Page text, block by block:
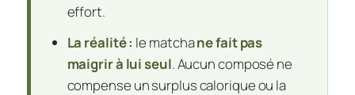
effort.
La réalité : le matchane fait pas
maigrir à lui seul. Aucun composé ne
compense un surplus calorique ou la